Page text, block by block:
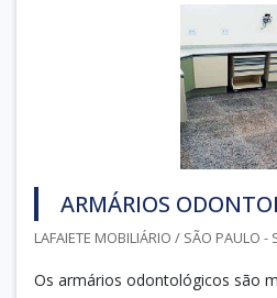
ARMÁRIOS
LAFAIETE MOBILIÁRIO / SÃO PAULO -
Os armários odontológicos são